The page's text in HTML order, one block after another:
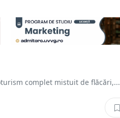
complet mistuit de flăcări,...